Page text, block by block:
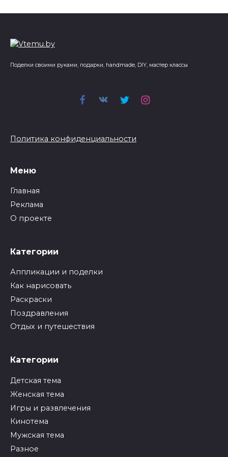
Поделки своими руками, подарки, handmade, DIY, мастер классы
Политика конфиденциальности
Меню
Главная
Реклама
О проекте
Категории
Аппликации и поделки
Как нарисовать
Раскраски
Поздравления
Отдых и путешествия
Категории
Детская тема
Женская тема
Игры и развлечения
Кинотема
Мужская тема
Разное